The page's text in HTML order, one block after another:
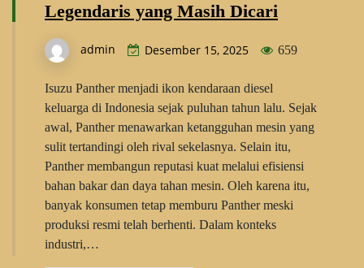
Legendaris yang Masih Dicari
admin Desember 15, 2025 659
Isuzu Panther menjadi ikon kendaraan diesel
keluarga di Indonesia sejak puluhan tahun lalu. Sejak
awal, Panther menawarkan ketangguhan mesin yang
sulit tertandingi oleh rival sekelasnya. Selain itu,
Panther membangun reputasi kuat melalui efisiensi
bahan bakar dan daya tahan mesin. Oleh karena itu,
banyak konsumen tetap memburu Panther meski
produksi resmi telah berhenti. Dalam konteks
industri,…